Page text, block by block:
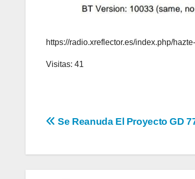
https://radio.xreflector.es/index.php/
Visitas: 41
Navegación
Se Reanuda El Proyecto GD